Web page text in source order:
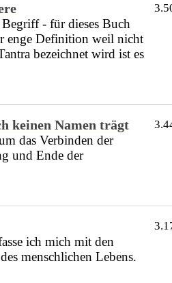
- für dieses Buch
enge Definition weil nicht
bezeichnet wird ist es
keinen Namen trägt
das Verbinden der
und Ende der
ich mich mit den
menschlichen Lebens.